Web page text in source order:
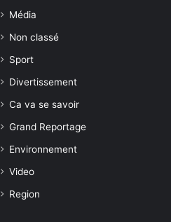
Média
Non classé
Sport
Divertissement
Ca va se savoir
Grand Reportage
Environnement
Video
Region